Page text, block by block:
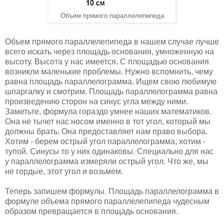
Объем прямого параллелепипеда
Объем прямого параллелепипеда в нашем случае лучше
всего искать через площадь основания, умноженную на
высоту. Высота у нас имеется. С площадью основания
возникли маленькие проблемы. Нужно вспомнить, чему
равна площадь параллелограмма. Ищем свою любимую
шпаргалку и смотрим. Площадь параллелограмма равна
произведению сторон на синус угла между ними.
Заметьте, формула гораздо умнее наших математиков.
Она не тычет нас носом именно в тот угол, который мы
должны брать. Она предоставляет нам право выбора.
Хотим - берем острый угол параллелограмма, хотим -
тупой. Синусы то у них одинаковы. Специально для нас
у параллелограмма измеряли острый угол. Что же, мы
не гордые, этот угол и возьмем.
Теперь запишем формулы. Площадь параллелограмма в
формуле объема прямого параллелепипеда чудесным
образом превращается в площадь основания.